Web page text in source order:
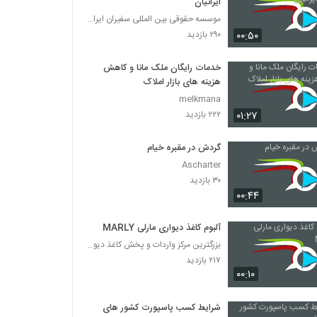
۰۰:۵۰
موسسه حقوقی بین المللی سفیران ایرانیان
۲۹۰ بازدید
۰۱:۲۷
خدمات رایگان ملک مانا و کاهش
هزینه های بازار املاک
melkmana
۲۲۲ بازدید
۰۰:۴۴
گردش در مقبره خیام
Ascharter
۳۰ بازدید
۰۰:۱۰
آلبوم کاغذ دیواری مارلی MARLY
بزرگترین مرکز واردات و پخش کاغذ دیواری
۲۱۷ بازدید
شرایط کسب پاسپورت کشور های